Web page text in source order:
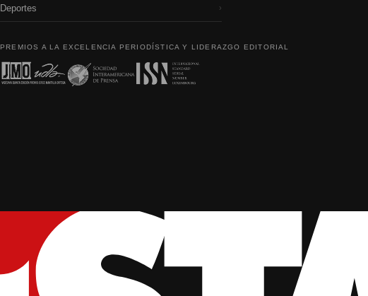
Deportes ›
PREMIOS A LA EXCELENCIA PERIODÍSTICA Y LIDERAZGO EDITORIAL